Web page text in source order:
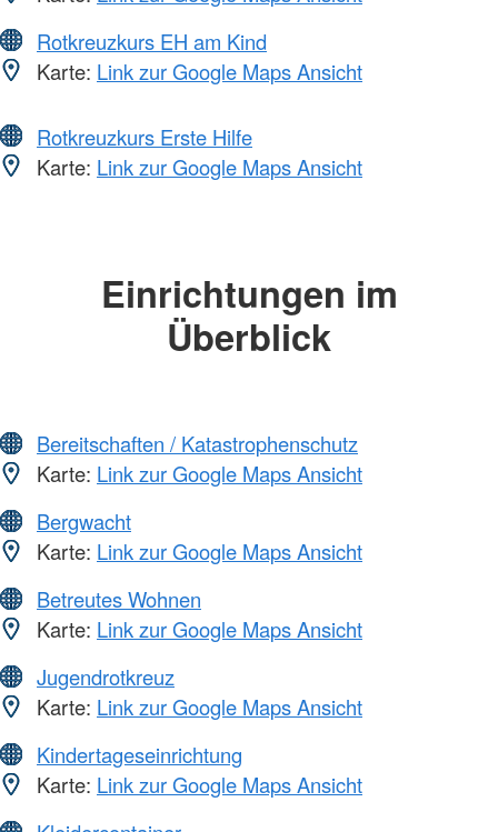
Rotkreuzkurs EH am Kind
Karte: Link zur Google Maps Ansicht
Rotkreuzkurs Erste Hilfe
Karte: Link zur Google Maps Ansicht
Einrichtungen im
Überblick
Bereitschaften / Katastrophenschutz
Karte: Link zur Google Maps Ansicht
Bergwacht
Karte: Link zur Google Maps Ansicht
Betreutes Wohnen
Karte: Link zur Google Maps Ansicht
Jugendrotkreuz
Karte: Link zur Google Maps Ansicht
Kindertageseinrichtung
Karte: Link zur Google Maps Ansicht